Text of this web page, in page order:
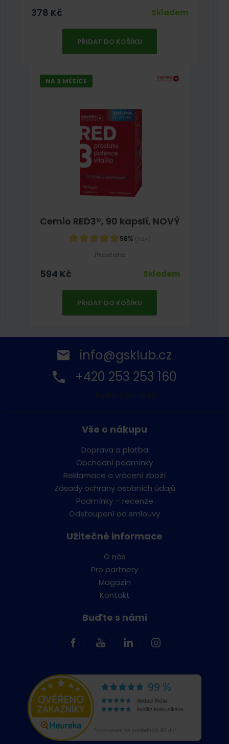
378 Kč Skladem
PŘIDAT DO KOŠÍKU
Cemio RED3®, 90 kapslí, NOVÝ
98% (52×)
NA 3 MĚSÍCE
Prostata
594 Kč Skladem
PŘIDAT DO KOŠÍKU
info@gsklub.cz
+420 253 253 160
Vše o nákupu
Doprava a platba
Obchodní podmínky
Reklamace a vrácení zboží
Zásady ochrany osobních údajů
Podmínky – recenze
Odstoupení od smlouvy
Užitečné informace
O nás
Pro partnery
Magazín
Kontakt
Buďte s námi